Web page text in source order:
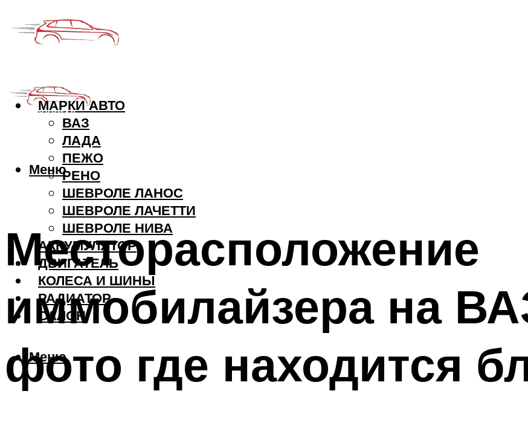
МАРКИ АВТО
ВАЗ
ЛАДА
ПЕЖО
РЕНО
ШЕВРОЛЕ ЛАНОС
ШЕВРОЛЕ ЛАЧЕТТИ
ШЕВРОЛЕ НИВА
АККУМУЛЯТОР
ДВИГАТЕЛЬ
КОЛЕСА И ШИНЫ
РАДИАТОР
САЛОН
Меню
Меню
Месторасположение
иммобилайзера на
фото где находится